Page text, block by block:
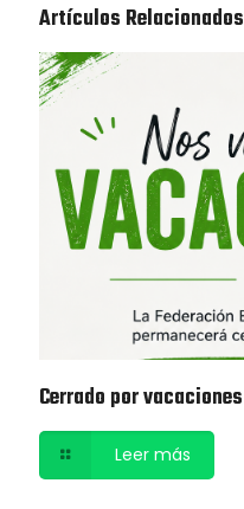
Artículos Relacionados
Cerrado por vacaciones
Leer más